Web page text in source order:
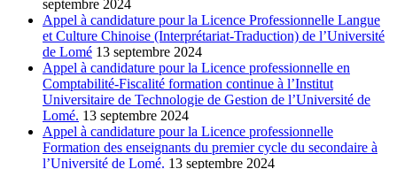
septembre 2024
Appel à candidature pour la Licence Professionnelle Langue
et Culture Chinoise (Interprétariat-Traduction) de l’Université
de Lomé 13 septembre 2024
Appel à candidature pour la Licence professionnelle en
Comptabilité-Fiscalité formation continue à l’Institut
Universitaire de Technologie de Gestion de l’Université de
Lomé. 13 septembre 2024
Appel à candidature pour la Licence professionnelle
Formation des enseignants du premier cycle du secondaire à
l’Université de Lomé. 13 septembre 2024